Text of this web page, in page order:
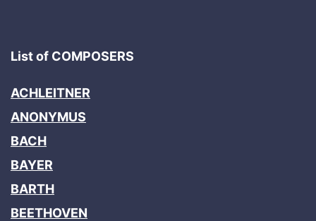
List of COMPOSERS
ACHLEITNER
ANONYMUS
BACH
BAYER
BARTH
BEETHOVEN